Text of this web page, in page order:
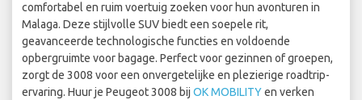
comfortabel en ruim voertuig zoeken voor hun avonturen in
Malaga. Deze stijlvolle SUV biedt een soepele rit,
geavanceerde technologische functies en voldoende
opbergruimte voor bagage. Perfect voor gezinnen of groepen,
zorgt de 3008 voor een onvergetelijke en plezierige roadtrip-
ervaring. Huur je Peugeot 3008 bij OK MOBILITYen verken